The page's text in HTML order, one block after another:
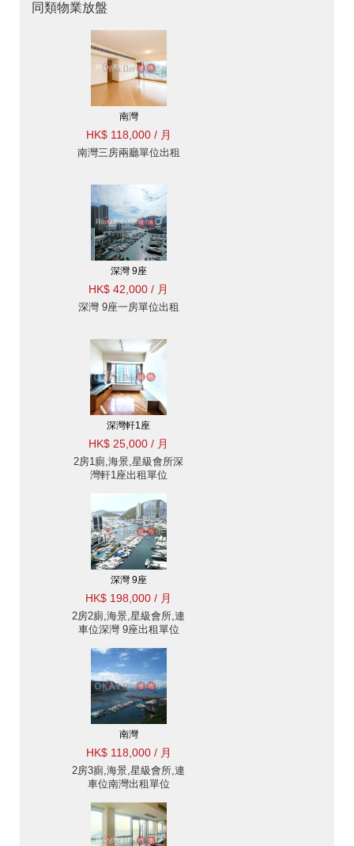
同類物業放盤
南灣
HK$ 118,000 / 月
南灣三房兩廳單位出租
深灣 9座
HK$ 42,000 / 月
深灣 9座一房單位出租
深灣軒1座
HK$ 25,000 / 月
2房1廁,海景,星級會所深
灣軒1座出租單位
深灣 9座
HK$ 198,000 / 月
2房2廁,海景,星級會所,連
車位深灣 9座出租單位
南灣
HK$ 118,000 / 月
2房3廁,海景,星級會所,連
車位南灣出租單位